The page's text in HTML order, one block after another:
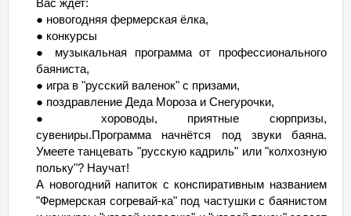
Вас ждет:
● новогодняя фермерская ёлка,
● конкурсы
● музыкальная программа от профессионального
баяниста,
● игра в "русский валенок" с призами,
● поздравление Деда Мороза и Снегурочки,
● хороводы, приятные сюрпризы,
сувениры.Программа начнётся под звуки баяна.
Умеете танцевать "русскую кадриль" или "колхозную
польку"? Научат!
А новогодний напиток с конспиративным названием
"Фермерская согревай-ка" под частушки с баянистом